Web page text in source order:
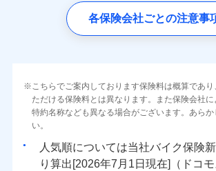
各保険会社ごとの注意事
こちらでご案内しております保険料は概算であ
ただける保険料とは異なります。また保険会社
特約名称なども異なる場合がございます。あらか
い。
人気順については当社
り算出[
年 月
日現在]（ドコ